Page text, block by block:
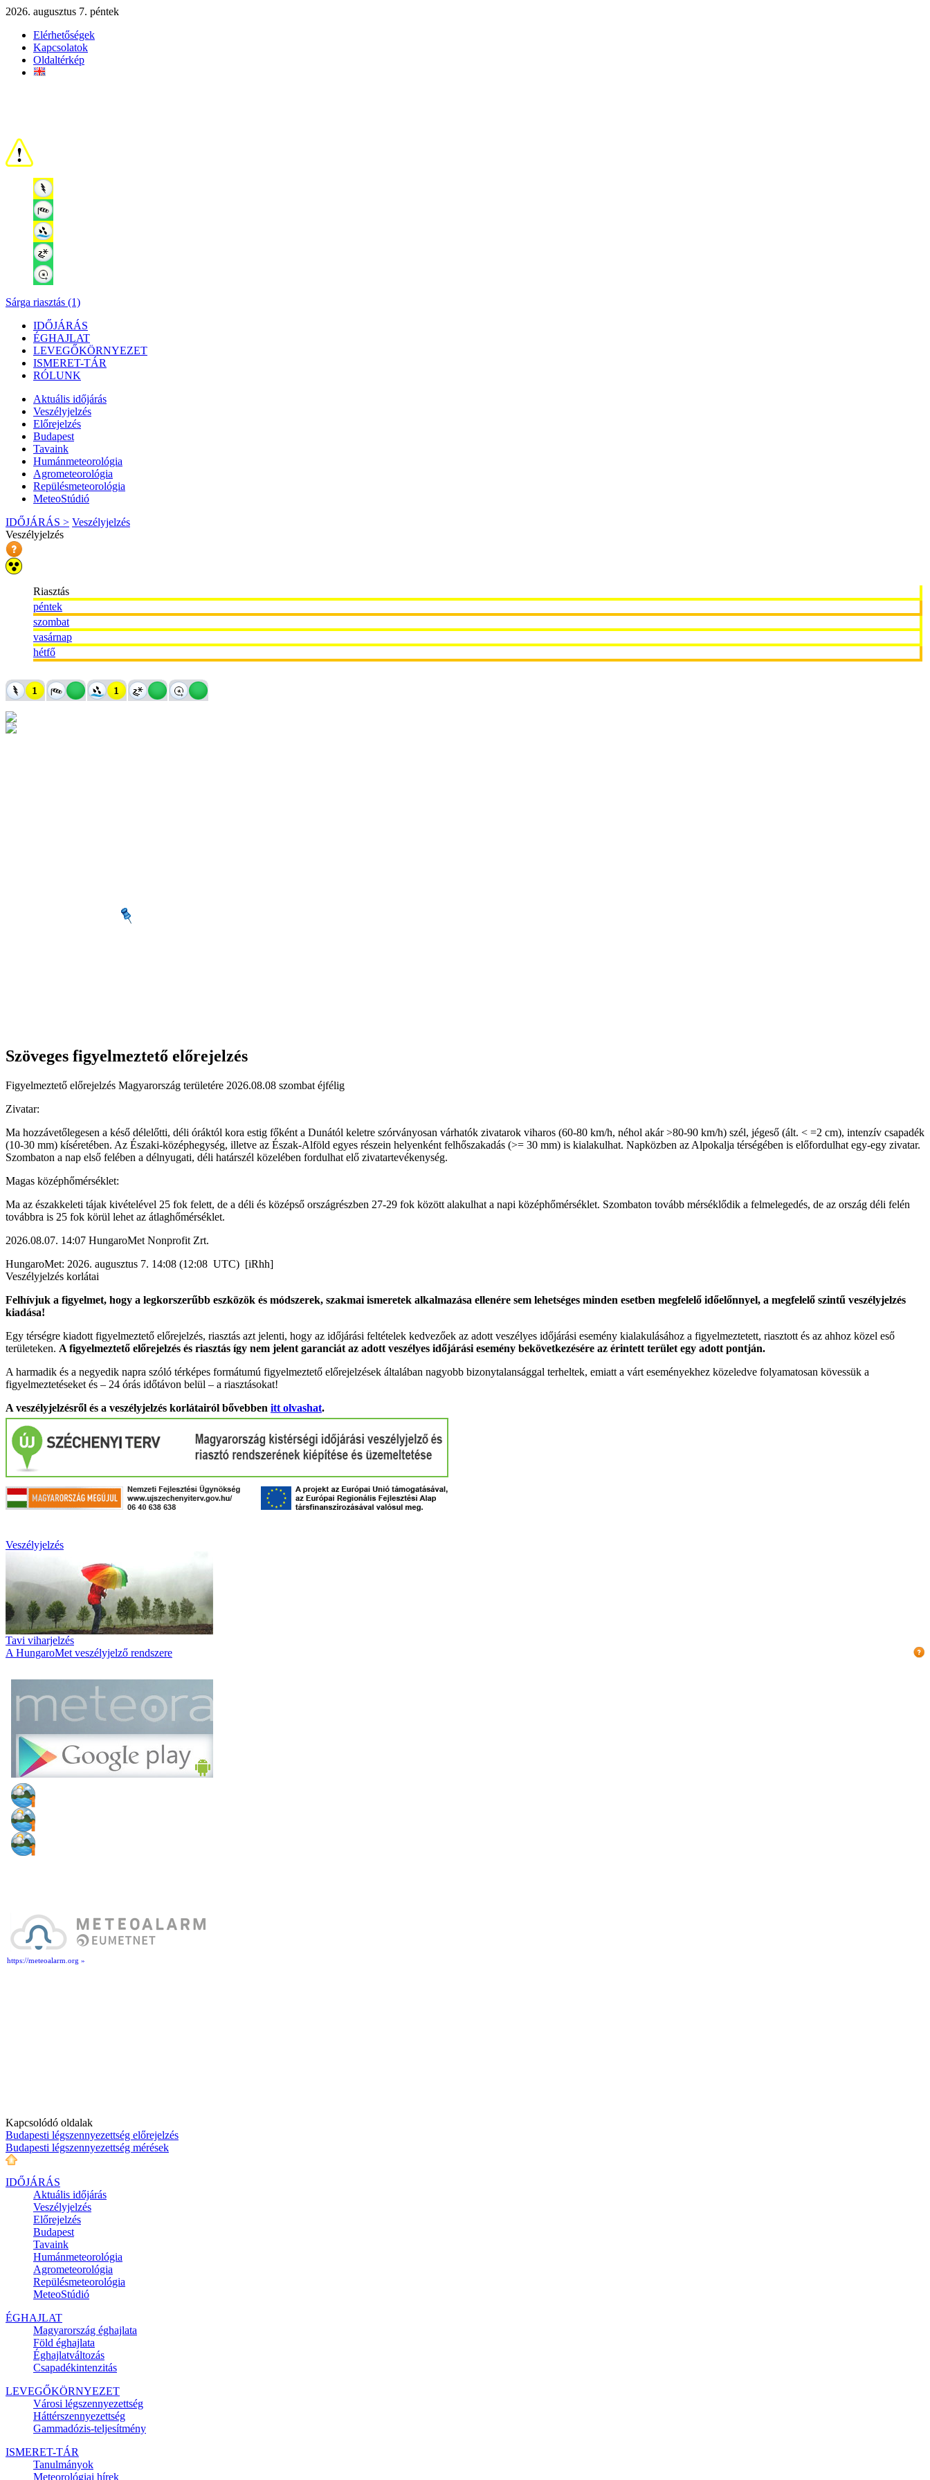
2026. augusztus 7. péntek
Elérhetőségek
Kapcsolatok
Oldaltérkép
Sárga riasztás (1)
IDŐJÁRÁS
ÉGHAJLAT
LEVEGŐKÖRNYEZET
ISMERET-TÁR
RÓLUNK
Aktuális időjárás
Veszélyjelzés
Előrejelzés
Budapest
Tavaink
Humánmeteorológia
Agrometeorológia
Repülésmeteorológia
MeteoStúdió
IDŐJÁRÁS > Veszélyjelzés
Veszélyjelzés
Riasztás
péntek
szombat
vasárnap
hétfő
Szöveges figyelmeztető előrejelzés
Figyelmeztető előrejelzés Magyarország területére 2026.08.08 szombat éjfélig
Zivatar:
Ma hozzávetőlegesen a késő délelőtti, déli óráktól kora estig főként a Dunától keletre szórványosan várhatók zivatarok viharos (60-80 km/h, néhol akár >80-90 km/h) szél, jégeső (ált. < =2 cm), intenzív csapadék
(10-30 mm) kíséretében. Az Északi-középhegység, illetve az Észak-Alföld egyes részein helyenként felhőszakadás (>= 30 mm) is kialakulhat. Napközben az Alpokalja térségében is előfordulhat egy-egy zivatar.
Szombaton a nap első felében a délnyugati, déli határszél közelében fordulhat elő zivatartevékenység.
Magas középhőmérséklet:
Ma az északkeleti tájak kivételével 25 fok felett, de a déli és középső országrészben 27-29 fok között alakulhat a napi középhőmérséklet. Szombaton tovább mérséklődik a felmelegedés, de az ország déli felén
továbbra is 25 fok körül lehet az átlaghőmérséklet.
2026.08.07. 14:07 HungaroMet Nonprofit Zrt.
HungaroMet: 2026. augusztus 7. 14:08 (12:08 UTC) [iRhh]
Veszélyjelzés korlátai
Felhívjuk a figyelmet, hogy a legkorszerűbb eszközök és módszerek, szakmai ismeretek alkalmazása ellenére sem lehetséges minden esetben megfelelő időelőnnyel, a megfelelő szintű veszélyjelzés
kiadása!
Egy térségre kiadott figyelmeztető előrejelzés, riasztás azt jelenti, hogy az időjárási feltételek kedvezőek az adott veszélyes időjárási esemény kialakulásához a figyelmeztetett, riasztott és az ahhoz közel eső
területeken. A figyelmeztető előrejelzés és riasztás így nem jelent garanciát az adott veszélyes időjárási esemény bekövetkezésére az érintett terület egy adott pontján.
A harmadik és a negyedik napra szóló térképes formátumú figyelmeztető előrejelzések általában nagyobb bizonytalansággal terheltek, emiatt a várt eseményekhez közeledve folyamatosan kövessük a
figyelmeztetéseket és – 24 órás időtávon belül – a riasztásokat!
A veszélyjelzésről és a veszélyjelzés korlátairól bővebben itt olvashat.
Veszélyjelzés
Tavi viharjelzés
A HungaroMet veszélyjelző rendszere
https://meteoalarm.org »
Kapcsolódó oldalak
Budapesti légszennyezettség előrejelzés
Budapesti légszennyezettség mérések
IDŐJÁRÁS
Aktuális időjárás
Veszélyjelzés
Előrejelzés
Budapest
Tavaink
Humánmeteorológia
Agrometeorológia
Repülésmeteorológia
MeteoStúdió
ÉGHAJLAT
Magyarország éghajlata
Föld éghajlata
Éghajlatváltozás
Csapadékintenzitás
LEVEGŐKÖRNYEZET
Városi légszennyezettség
Háttérszennyezettség
Gammadózis-teljesítmény
ISMERET-TÁR
Tanulmányok
Meteorológiai hírek